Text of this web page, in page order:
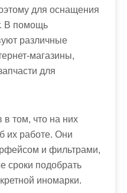
для оснащения
В помощь
различные
магазины,
для
в том, что на них
их работе. Они
и фильтрами,
сроки подобрать
иномарки.